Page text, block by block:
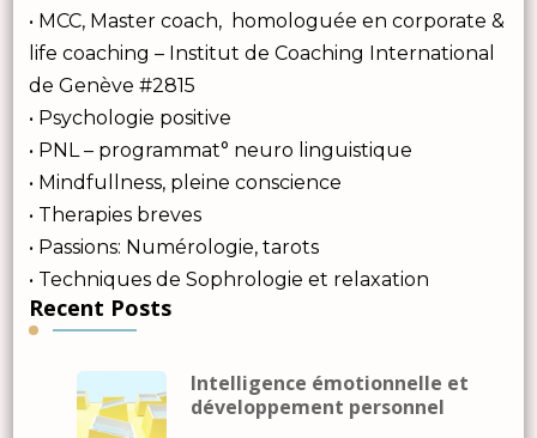
• MCC, Master coach, homologuée en corporate &
life coaching – Institut de Coaching International
de Genève #2815
• Psychologie positive
• PNL – programmat° neuro linguistique
• Mindfullness, pleine conscience
• Therapies breves
• Passions: Numérologie, tarots
• Techniques de Sophrologie et relaxation
Recent Posts
Intelligence émotionnelle et
développement personnel